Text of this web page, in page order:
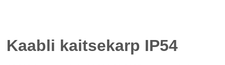
Kaabli kaitsekarp IP54